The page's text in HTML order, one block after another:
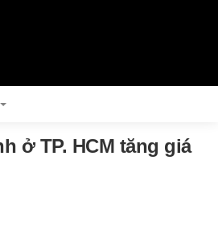
ở TP. HCM tăng giá